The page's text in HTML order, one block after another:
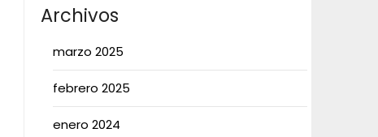
Archivos
marzo 2025
febrero 2025
enero 2024